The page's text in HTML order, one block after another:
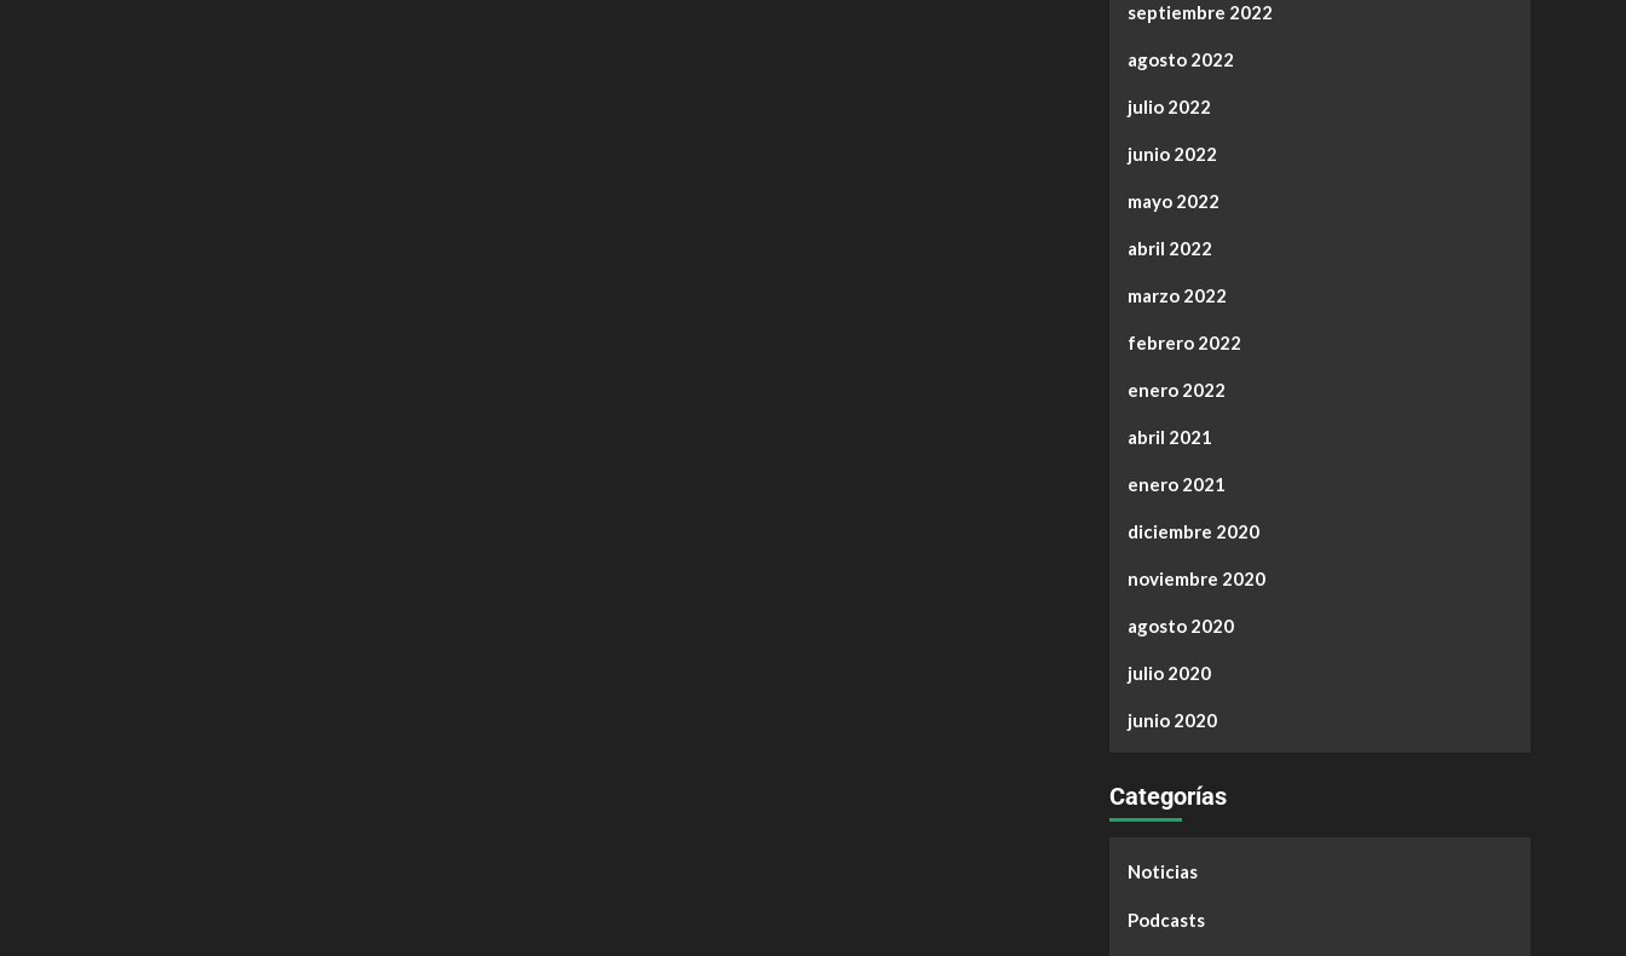
septiembre 2022
agosto 2022
julio 2022
junio 2022
mayo 2022
abril 2022
marzo 2022
febrero 2022
enero 2022
abril 2021
enero 2021
diciembre 2020
noviembre 2020
agosto 2020
julio 2020
junio 2020
Categorías
Noticias
Podcasts